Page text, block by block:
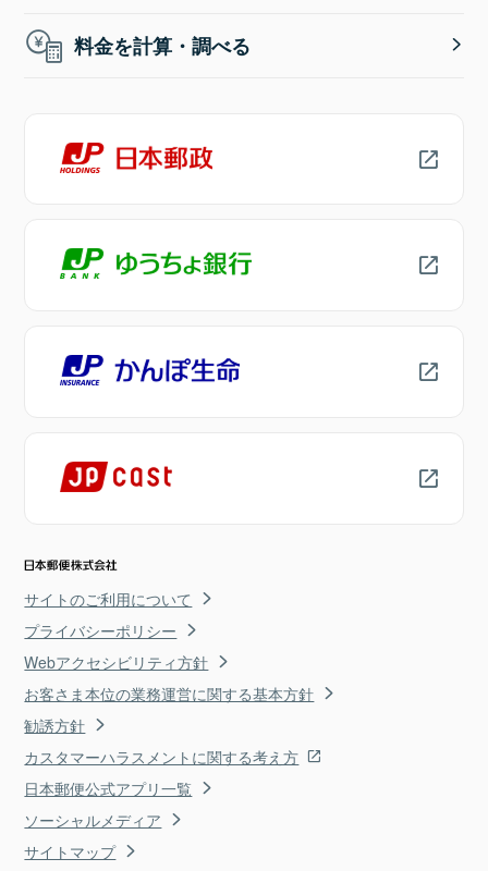
料金を計算・調べる
サイトのご利用について
プライバシーポリシー
Webアクセシビリティ方針
お客さま本位の業務運営に関する基本方針
勧誘方針
カスタマーハラスメントに関する考え方
日本郵便公式アプリ一覧
ソーシャルメディア
サイトマップ